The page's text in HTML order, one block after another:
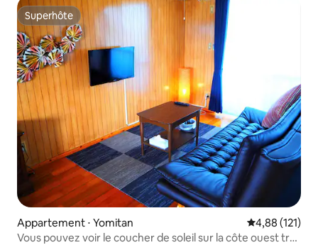
Superhôte
Superhôte
Appartement ⋅ Yomitan Évaluation
4,88 (121)
Vous pouvez voir le coucher de soleil sur la côte ouest très